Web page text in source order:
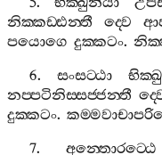
නික‍්කඩ‍්ඪන‍්තී
ද‍්වෙ
පයොගෙ දුක‍්කටං.
6. සංසට‍්ඨා
නප‍්පටිනිස‍්සජ‍්ජන‍්තී
දුක‍්කටං.
7. අන‍්තොරට‍්ඨෙ